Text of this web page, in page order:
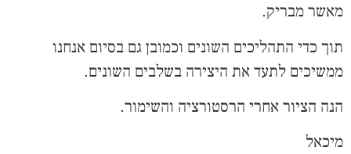
מאשר מבריק.
תוך כדי התהליכים השונים וכמובן גם בסיום אנחנו
ממשיכים לתעד את היצירה בשלבים השונים.
הנה הציור אחרי הרסטורציה והשימור.
מיכאל